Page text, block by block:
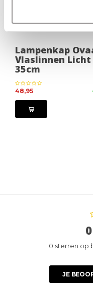
Lampenkap
Vlaslinnen Licht
35cm
48,95
0 sterren op
JE